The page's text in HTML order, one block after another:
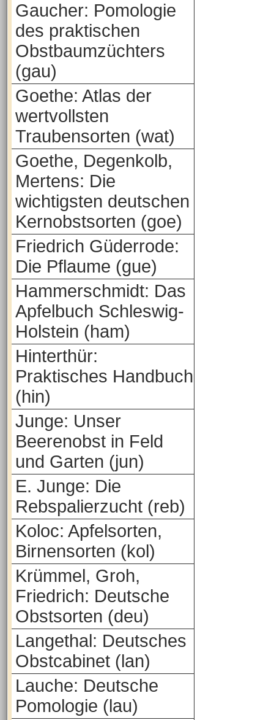
Gaucher: Pomologie
des praktischen
Obstbaumzüchters
(gau)
Goethe: Atlas der
wertvollsten
Traubensorten (wat)
Goethe, Degenkolb,
Mertens: Die
wichtigsten deutschen
Kernobstsorten (goe)
Friedrich Güderrode:
Die Pflaume (gue)
Hammerschmidt: Das
Apfelbuch Schleswig-
Holstein (ham)
Hinterthür:
Praktisches Handbuch
(hin)
Junge: Unser
Beerenobst in Feld
und Garten (jun)
E. Junge: Die
Rebspalierzucht (reb)
Koloc: Apfelsorten,
Birnensorten (kol)
Krümmel, Groh,
Friedrich: Deutsche
Obstsorten (deu)
Langethal: Deutsches
Obstcabinet (lan)
Lauche: Deutsche
Pomologie (lau)